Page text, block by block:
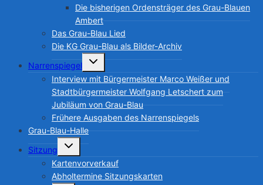
Die bisherigen Ordensträger des Grau-Blauen
Ambert
Das Grau-Blau Lied
Die KG Grau-Blau als Bilder-Archiv
Narrenspiegel
Untermenü
umschalten
Interview mit Bürgermeister Marco Weißer und
Stadtbürgermeister Wolfgang Letschert zum
Jubiläum von Grau-Blau
Frühere Ausgaben des Narrenspiegels
Grau-Blau-Halle
Sitzung
Untermenü
umschalten
Kartenvorverkauf
Abholtermine Sitzungskarten